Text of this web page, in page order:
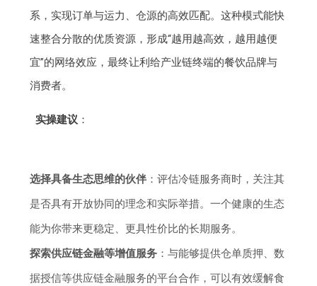
系，实现订单与运力、仓源的高效匹配。这种模式能快
速整合分散的优质资源，形成“越用越高效，越用越便
宜”的网络效应，最终让利给产业链终端的餐饮品牌与
消费者。
实操建议 ：
选择具备生态思维的伙伴 ：评估冷链服务商时，关注其
是否具有开放协同的理念和实际举措。一个健康的生态
能为你带来更稳定、更具性价比的长期服务。
探索供应链金融等增值服务 ：与能够提供仓单质押、数
据授信等供应链金融服务的平台合作，可以有效缓解食